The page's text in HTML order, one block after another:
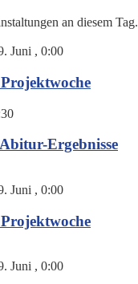
an diesem Tag.
Juni , 0:00
Ergebnisse
Juni , 0:00
Juni , 0:00